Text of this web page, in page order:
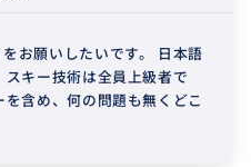
お願いしたいです。 日本語
キー技術は全員上級者で
含め、何の問題も無くどこ